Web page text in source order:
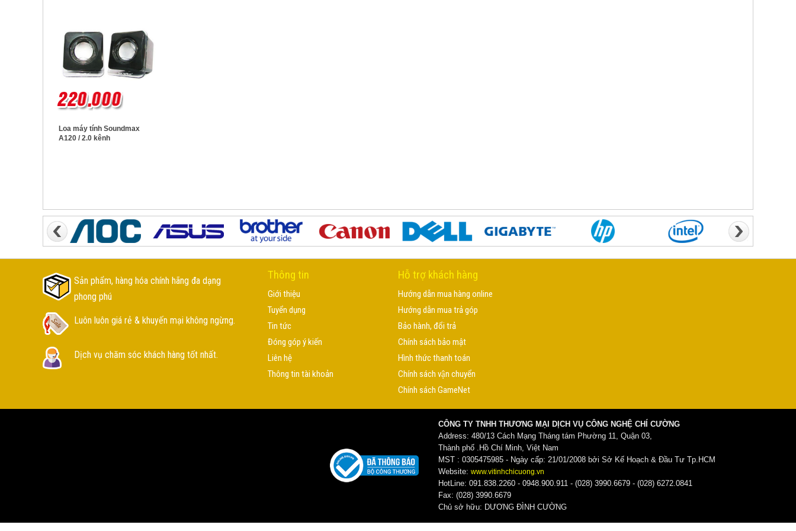
Loa máy tính Soundmax
A120 / 2.0 kênh
Sản phẩm, hàng hóa chính hãng đa dạng
phong phú
Luôn luôn giá rẻ & khuyến mại không ngừng.
Dịch vụ chăm sóc khách hàng tốt nhất.
Thông tin
Giới thiệu
Tuyển dụng
Tin tức
Đóng góp ý kiến
Liên hệ
Thông tin tài khoản
Hỗ trợ khách hàng
Hướng dẫn mua hàng online
Hướng dẫn mua trả góp
Bảo hành, đổi trả
Chính sách bảo mật
Hình thức thanh toán
Chính sách vận chuyển
Chính sách GameNet
CÔNG TY TNHH THƯƠNG MẠI DỊCH VỤ CÔNG NGHỆ CHÍ CƯỜNG
Address: 480/13 Cách Mạng Tháng tám Phường 11, Quận 03,
Thành phố .Hồ Chí Minh, Việt Nam
MST : 0305475985 - Ngày cấp: 21/01/2008 bởi Sở Kế Hoạch & Đầu Tư Tp.HCM
Website: www.vitinhchicuong.vn
HotLine: 091.838.2260 - 0948.900.911 - (028) 3990.6679 - (028) 6272.0841
Fax: (028) 3990.6679
Chủ sở hữu: DƯƠNG ĐÌNH CƯỜNG